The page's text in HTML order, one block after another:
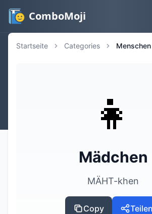
ComboMoji
Startseite Categories
👧
Mädchen
MÄHT-khen
Copy Teilen